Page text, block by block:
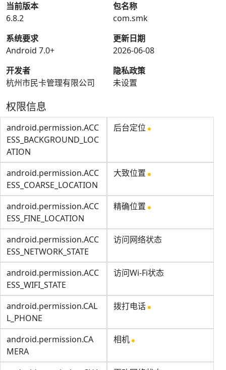
当前版本
6.8.2
包名称
com.smk
系统要求
Android 7.0+
更新日期
2026-06-08
开发者
杭州市民卡管理有限公司
隐私政策
未设置
权限信息
android.permission.ACC
ESS_BACKGROUND_LOC
ATION
后台定位
android.permission.ACC
ESS_COARSE_LOCATION
大致位置
android.permission.ACC
ESS_FINE_LOCATION
精确位置
android.permission.ACC
ESS_NETWORK_STATE
访问网络状态
android.permission.ACC
ESS_WIFI_STATE
访问Wi-Fi状态
android.permission.CAL
L_PHONE
拨打电话
android.permission.CA
MERA
相机